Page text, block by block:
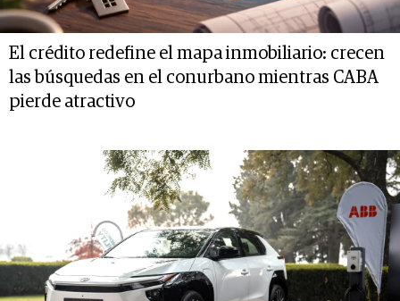
El crédito redefine el mapa inmobiliario: crecen
las búsquedas en el conurbano mientras CABA
pierde atractivo